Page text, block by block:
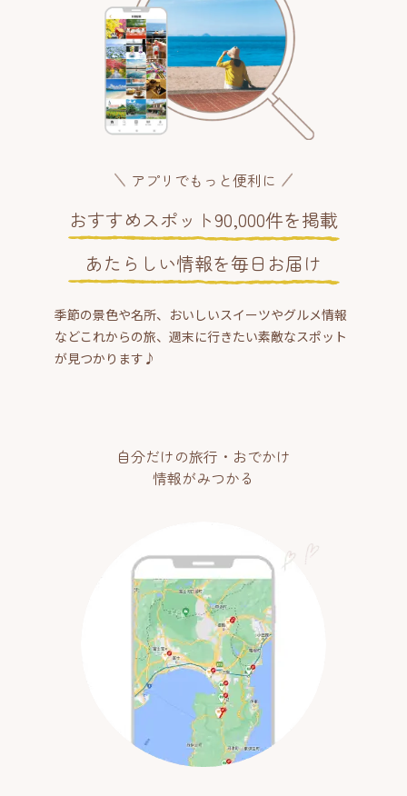
アプリでもっと便利に
おすすめスポット90,000件を掲載
あたらしい情報を毎日お届け
季節の景色や名所、おいしいスイーツやグルメ情報
などこれからの旅、週末に行きたい素敵なスポット
が見つかります♪
自分だけの旅行・おでかけ
情報がみつかる